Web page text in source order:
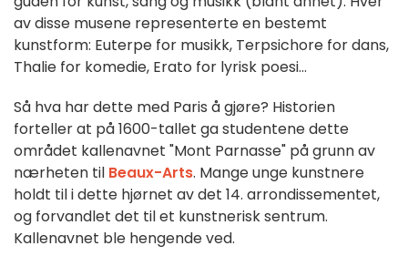
av disse musene representerte en bestemt
kunstform: Euterpe for musikk, Terpsichore for dans,
Thalie for komedie, Erato for lyrisk poesi...
Så hva har dette med Paris å gjøre? Historien
forteller at på 1600-tallet ga studentene dette
området kallenavnet "Mont Parnasse" på grunn av
nærheten til Beaux-Arts. Mange unge kunstnere
holdt til i dette hjørnet av det 14. arrondissementet,
og forvandlet det til et kunstnerisk sentrum.
Kallenavnet ble hengende ved.